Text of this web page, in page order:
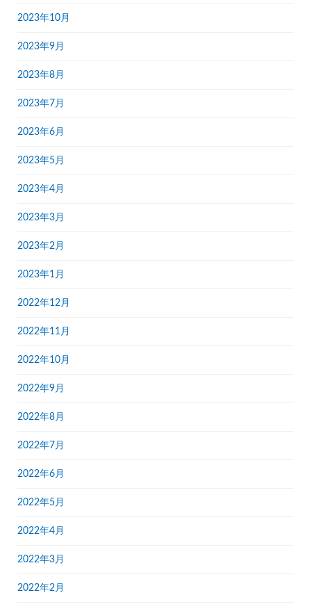
2023年10月
2023年9月
2023年8月
2023年7月
2023年6月
2023年5月
2023年4月
2023年3月
2023年2月
2023年1月
2022年12月
2022年11月
2022年10月
2022年9月
2022年8月
2022年7月
2022年6月
2022年5月
2022年4月
2022年3月
2022年2月